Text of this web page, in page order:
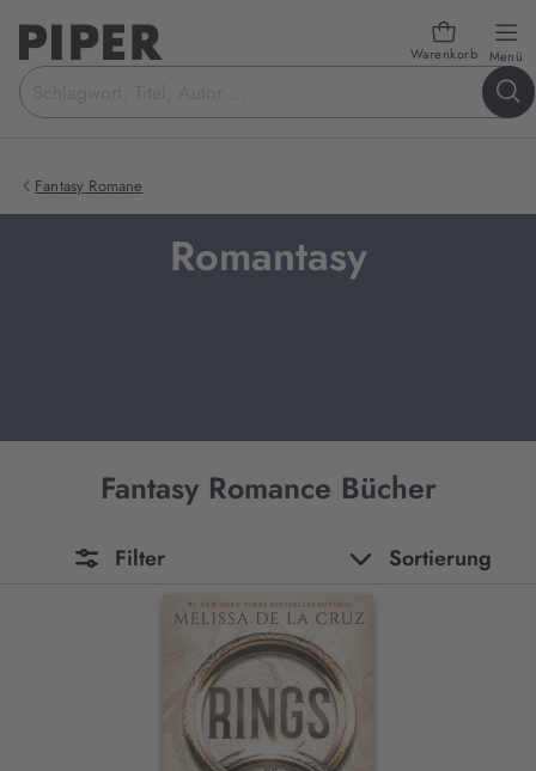
Warenkorb Menü
Suchbegriff
eingeben
Fantasy Romane
Romantasy
Fantasy Romance Bücher
Filter Sortierung